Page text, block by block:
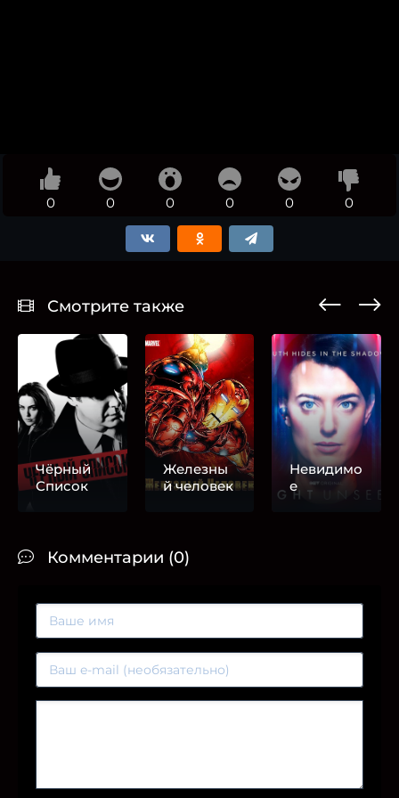
0 0 0 0 0 0
Смотрите также
Чёрный
Список
Железны
й человек
Невидимо
е
Комментарии (0)